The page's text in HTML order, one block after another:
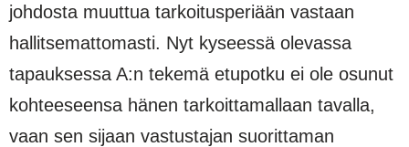
johdosta muuttua tarkoitusperiään vastaan
hallitsemattomasti. Nyt kyseessä olevassa
tapauksessa A:n tekemä etupotku ei ole osunut
kohteeseensa hänen tarkoittamallaan tavalla,
vaan sen sijaan vastustajan suorittaman